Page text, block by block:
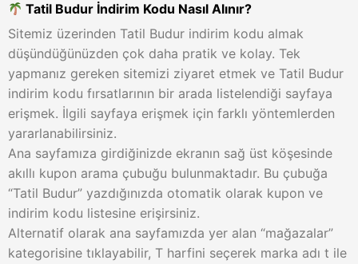
Tatil Budur İndirim Kodu Nasıl Alınır?
Sitemiz üzerinden Tatil Budur indirim kodu almak
düşündüğünüzden çok daha pratik ve kolay. Tek
yapmanız gereken sitemizi ziyaret etmek ve Tatil Budur
indirim kodu fırsatlarının bir arada listelendiği sayfaya
erişmek. İlgili sayfaya erişmek için farklı yöntemlerden
yararlanabilirsiniz.
Ana sayfamıza girdiğinizde ekranın sağ üst köşesinde
akıllı kupon arama çubuğu bulunmaktadır. Bu çubuğa
“Tatil Budur” yazdığınızda otomatik olarak kupon ve
indirim kodu listesine erişirsiniz.
Alternatif olarak ana sayfamızda yer alan “mağazalar”
kategorisine tıklayabilir, T harfini seçerek marka adı t ile